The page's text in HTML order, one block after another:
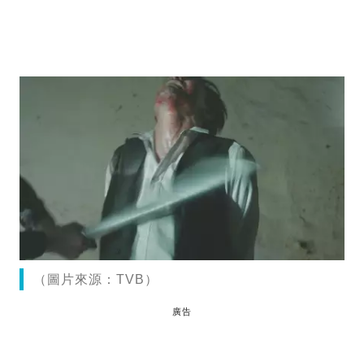
（圖片來源：TVB）
廣告